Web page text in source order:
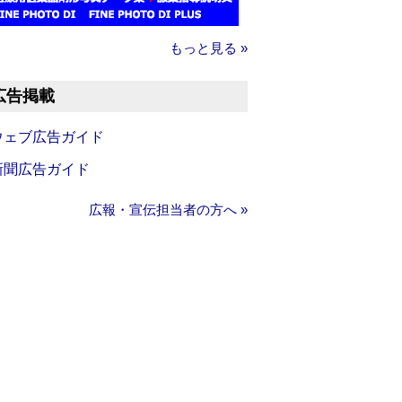
もっと見る »
告掲載
ェブ広告ガイド
聞広告ガイド
広報・宣伝担当者の方へ »